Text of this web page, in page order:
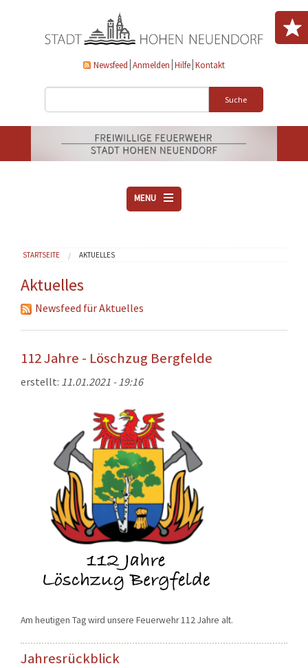
Newsfeed Anmelden Hilfe Kontakt
Suche
MENU
DOWNLOADS
EINSÄTZE
Sie sind hier
STARTSEITE AKTUELLES
Aktuelles
Newsfeed für Aktuelles
112 Jahre - Löschzug Bergfelde
erstellt: 11.01.2021 - 19:16
Am heutigen Tag wird unsere Feuerwehr 112 Jahre alt.
Jahresrückblick